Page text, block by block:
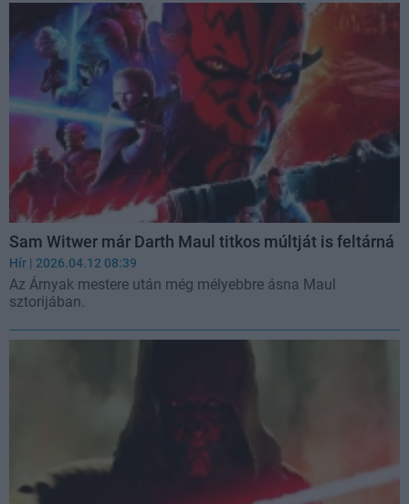
Sam Witwer már Darth Maul titkos múltját is feltárná
Hír | 2026.04.12 08:39
Az Árnyak mestere után még mélyebbre ásna Maul
sztorijában.